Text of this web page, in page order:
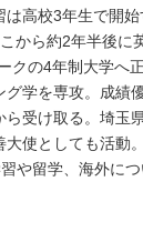
は高校3年生で開
から約2年半後に
クの4年制大学へ
グ学を専攻。成績
ら受け取る。埼玉
使としても活動。
や留学、海外に